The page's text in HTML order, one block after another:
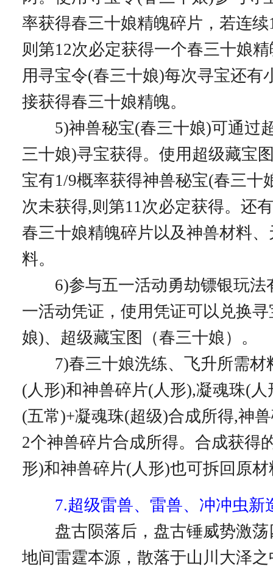
率获得春三十娘精魄碎片，若连
则第12次必定获得一个春三十娘
用寻宝令(春三十娘)每次寻宝还有
接获得春三十娘精魄。
5)神兽秘宝(春三十娘)可通过
三十娘)寻宝获得。使用超级藏宝
宝有1/9概率获得神兽秘宝(春三十
次未获得,则第11次必定获得。还
春三十娘精魄碎片以及神兽材料
料。
6)参与五一活动勇劫镖银玩法
一活动凭证，使用凭证可以兑换
娘)、超级藏宝图（春三十娘）。
7)春三十娘洗练、飞升所需材
(人形)和神兽碎片(人形),凝魂珠(
(五常)+凝魂珠(超级)合成所得,神
2个神兽碎片合成所得。合成获得
形)和神兽碎片(人形)也可拆回原材
7.超级雷兽、雷兽、冲冲虫新
盘古陨落后，盘古锤威势激荡
地间雷霆本源，散落于山川大泽